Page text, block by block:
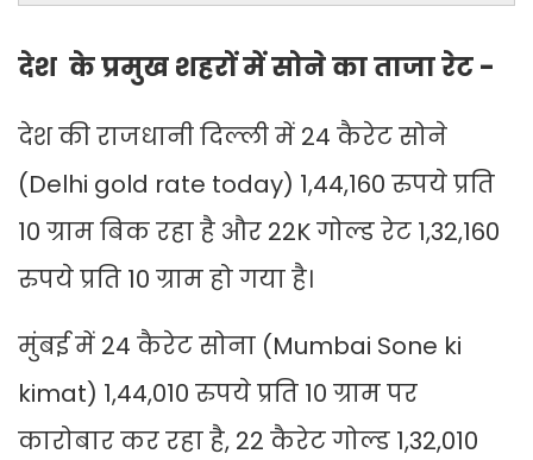
देश के प्रमुख शहरों में सोने का ताजा रेट -
देश की राजधानी दिल्ली में 24 कैरेट सोने
(Delhi gold rate today) 1,44,160 रुपये प्रति
10 ग्राम बिक रहा है और 22K गोल्ड रेट 1,32,160
रुपये प्रति 10 ग्राम हो गया है।
मुंबई में 24 कैरेट सोना (Mumbai Sone ki
kimat) 1,44,010 रुपये प्रति 10 ग्राम पर
कारोबार कर रहा है, 22 कैरेट गोल्ड 1,32,010